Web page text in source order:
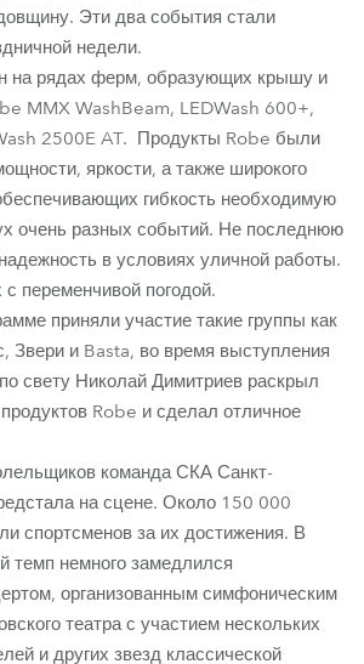
LEDWash 600™
MMX WashBeam™
Эти два события стали
недели.
на рядах ферм, образующих крышу и
MMX WashBeam, LEDWash 600+,
2500E AT. Продукты Robe были
яркости, а также широкого
гибкость необходимую
очень разных событий. Не последнюю
в условиях уличной работы.
переменчивой погодой.
приняли участие такие группы как
Звери и Basta, во время выступления
свету Николай Димитриев раскрыл
Robe и сделал отличное
команда СКА Санкт-
на сцене. Около 150 000
спортсменов за их достижения. В
темп немного замедлился
организованным симфоническим
театра с участием нескольких
и других звезд классической